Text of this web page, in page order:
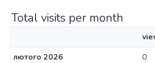
Total visits per month
лютого 2026
0